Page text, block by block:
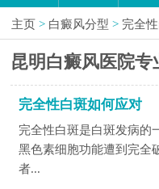
主页 > 白癜风分型 > 完全
昆明白癜风医院专
完全性白斑如何应对
完全性白斑是白斑发病的
黑色素细胞功能遭到完全
者...